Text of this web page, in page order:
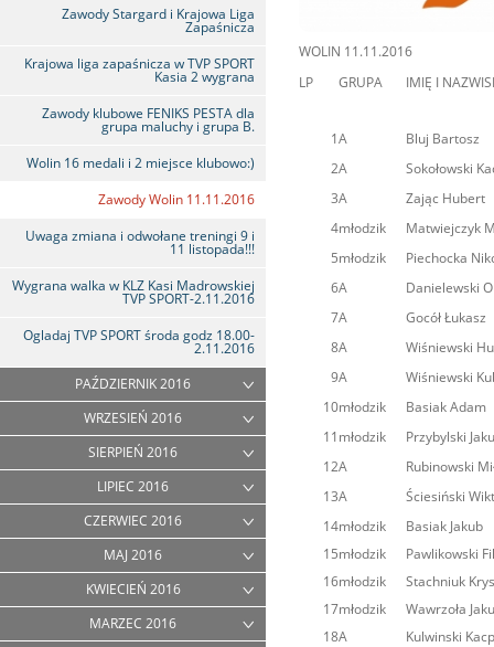
Zawody Stargard i Krajowa Liga
Zapaśnicza
Krajowa liga zapaśnicza w TVP SPORT
Kasia 2 wygrana
Zawody klubowe FENIKS PESTA dla
grupa maluchy i grupa B.
Wolin 16 medali i 2 miejsce klubowo:)
Zawody Wolin 11.11.2016
Uwaga zmiana i odwołane treningi 9 i
11 listopada!!!
Wygrana walka w KLZ Kasi Madrowskiej
TVP SPORT-2.11.2016
Ogladaj TVP SPORT środa godz 18.00-
2.11.2016
PAŹDZIERNIK 2016
WRZESIEŃ 2016
SIERPIEŃ 2016
LIPIEC 2016
CZERWIEC 2016
MAJ 2016
KWIECIEŃ 2016
MARZEC 2016
WOLIN 11.11.2016
LP
GRUPA IMIĘ I
1A
Bluj Bartosz
2A
Sokołowski
3A
Zając Hubert
4młodzik
Matwiejczyk
5młodzik
Piechocka
6A
Danielewski
7A
Gocół Łukasz
8A
Wiśniewski
9A
Wiśniewski
10młodzik
Basiak Adam
11młodzik
Przybylski
12A
Rubinowski
13A
Ściesiński
14młodzik
Basiak Jakub
15młodzik
Pawlikowski
16młodzik
Stachniuk
17młodzik
Wawrzoła
18A
Kulwinski